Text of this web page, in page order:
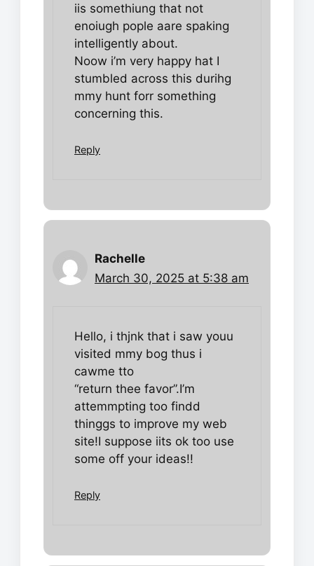
iis somethiung that not
enoiugh pople aare spaking
intelligently about.
Noow i’m very happy hat I
stumbled across this durihg
mmy hunt forr something
concerning this.
Reply
Rachelle
March 30, 2025 at 5:38 am
Hello, i thjnk that i saw youu
visited mmy bog thus i
cawme tto
“return thee favor”.I’m
attemmpting too findd
thinggs to improve my web
site!I suppose iits ok too use
some off your ideas!!
Reply